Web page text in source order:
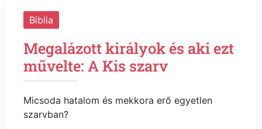
Biblia
Megalázott királyok és aki ezt
művelte: A Kis szarv
Micsoda hatalom és mekkora erő egyetlen
szarvban?